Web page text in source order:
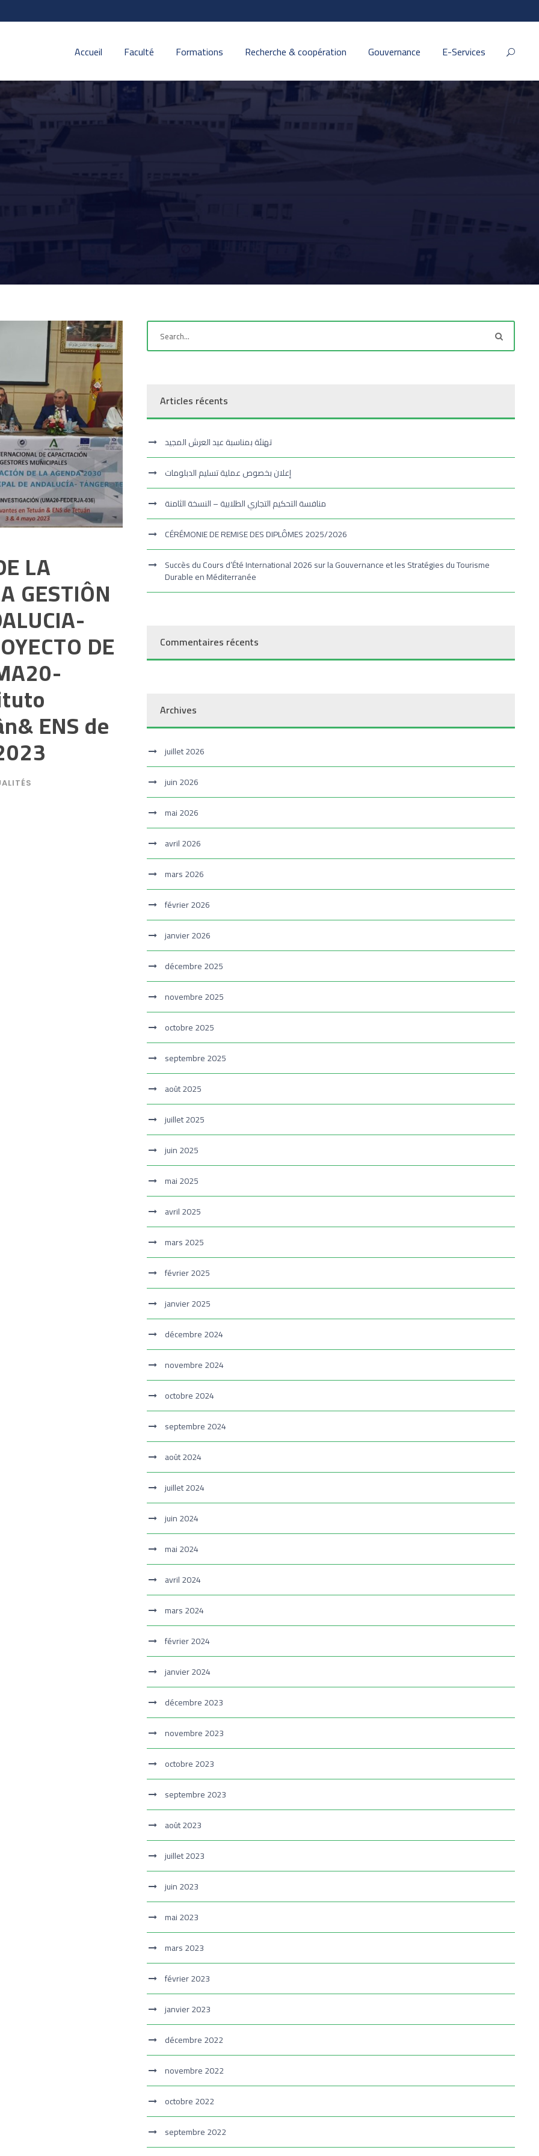
Accueil Faculté Formations Recherche & coopération Gouvernance E-Services
LA
GESTIÔN
DE
ENS de
Articles récents
تهنئة بمناسبة عيد العرش المجيد
إعلان بخصوص عملية تسليم الدبلومات
منافسة التحكيم التجاري الطلابية – النسخة الثامنة
CÉRÉMONIE DE REMISE DES DIPLÔMES 2025/2026
Succès du Cours d’Été International 2026 sur la Gouvernance et les Stratégies du Tourisme
Durable en Méditerranée
Commentaires récents
Archives
juillet 2026
juin 2026
mai 2026
avril 2026
mars 2026
février 2026
janvier 2026
décembre 2025
novembre 2025
octobre 2025
septembre 2025
août 2025
juillet 2025
juin 2025
mai 2025
avril 2025
mars 2025
février 2025
janvier 2025
décembre 2024
novembre 2024
octobre 2024
septembre 2024
août 2024
juillet 2024
juin 2024
mai 2024
avril 2024
mars 2024
février 2024
janvier 2024
décembre 2023
novembre 2023
octobre 2023
septembre 2023
août 2023
juillet 2023
juin 2023
mai 2023
mars 2023
février 2023
janvier 2023
décembre 2022
novembre 2022
octobre 2022
septembre 2022